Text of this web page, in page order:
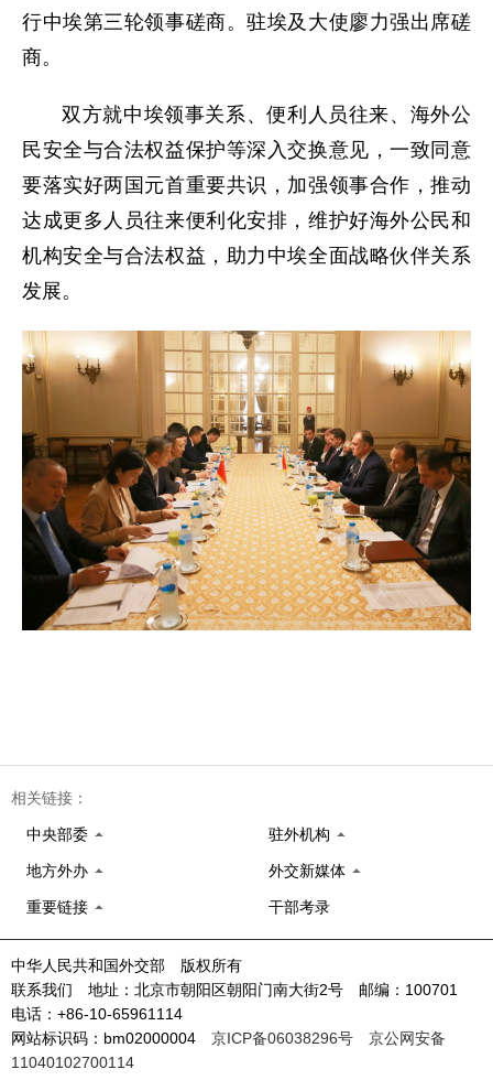
行中埃第三轮领事磋商。驻埃及大使廖力强出席磋
商。
双方就中埃领事关系、便利人员往来、海外公
民安全与合法权益保护等深入交换意见，一致同意
要落实好两国元首重要共识，加强领事合作，推动
达成更多人员往来便利化安排，维护好海外公民和
机构安全与合法权益，助力中埃全面战略伙伴关系
发展。
相关链接：
中央部委 驻外机构
地方外办 外交新媒体
重要链接 干部考录
中华人民共和国外交部 版权所有
联系我们 地址：北京市朝阳区朝阳门南大街2号 邮编：100701
电话：+86-10-65961114
网站标识码：bm02000004 京ICP备06038296号
京公网安备
11040102700114